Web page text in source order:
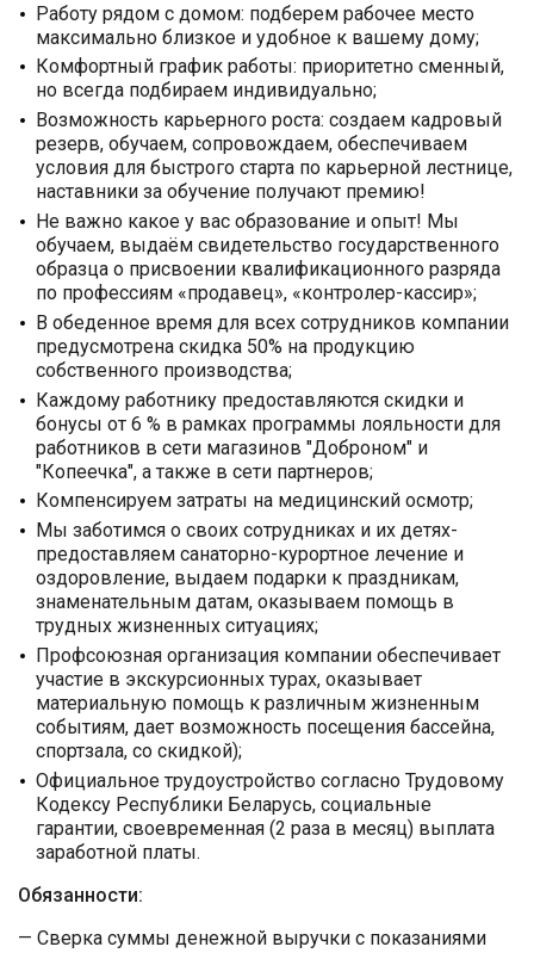
Работу рядом с домом: подберем рабочее место
максимально близкое и удобное к вашему дому;
Комфортный график работы: приоритетно сменный,
но всегда подбираем индивидуально;
Возможность карьерного роста: создаем кадровый
резерв, обучаем, сопровождаем, обеспечиваем
условия для быстрого старта по карьерной лестнице,
наставники за обучение получают премию!
Не важно какое у вас образование и опыт! Мы
обучаем, выдаём свидетельство государственного
образца о присвоении квалификационного разряда
по профессиям «продавец», «контролер-кассир»;
В обеденное время для всех сотрудников компании
предусмотрена скидка 50% на продукцию
собственного производства;
Каждому работнику предоставляются скидки и
бонусы от 6 % в рамках программы лояльности для
работников в сети магазинов "Доброном" и
"Копеечка", а также в сети партнеров;
Компенсируем затраты на медицинский осмотр;
Мы заботимся о своих сотрудниках и их детях-
предоставляем санаторно-курортное лечение и
оздоровление, выдаем подарки к праздникам,
знаменательным датам, оказываем помощь в
трудных жизненных ситуациях;
Профсоюзная организация компании обеспечивает
участие в экскурсионных турах, оказывает
материальную помощь к различным жизненным
событиям, дает возможность посещения бассейна,
спортзала, со скидкой);
Официальное трудоустройство согласно Трудовому
Кодексу Республики Беларусь, социальные
гарантии, своевременная (2 раза в месяц) выплата
заработной платы.
Обязанности:
— Сверка суммы денежной выручки с показаниями